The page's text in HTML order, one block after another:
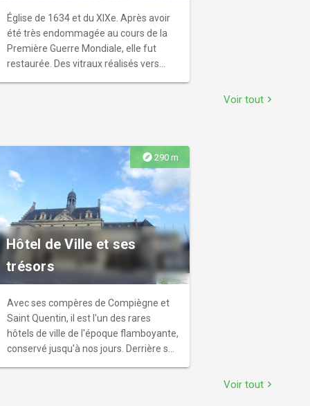
Église de 1634 et du XIXe. Après avoir
été très endommagée au cours de la
Première Guerre Mondiale, elle fut
restaurée. Des vitraux réalisés vers
reliefs représentant des scènes
christiques et évangéliques.
Voir tout chevron_right
explore 290 m
Hôtel de Ville et ses
trésors
Avec ses compères de Compiègne et
Saint Quentin, il est l'un des rares
hôtels de ville de l'époque flamboyante,
conservé jusqu'à nos jours. Derrière ses
Voir tout chevron_right